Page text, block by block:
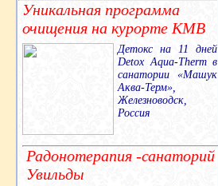
Уникальная программа
очищения на курорте КМВ
Детокс на 11 дней
Detox Aqua-Therm в
санатории «Машук
Аква-Терм»,
Железноводск,
Россия
Радонотерапия -санаторий
Увильды